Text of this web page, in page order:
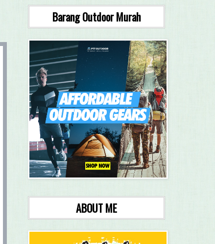
Barang Outdoor Murah
ABOUT ME